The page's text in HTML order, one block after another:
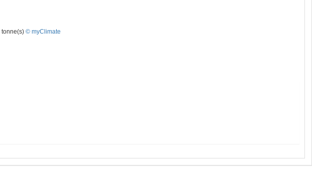
tonne(s) © myClimate